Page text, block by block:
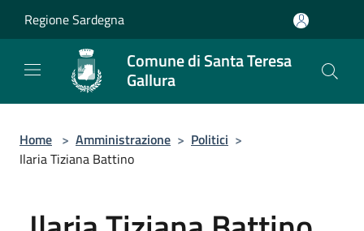
Regione Sardegna
Comune di Santa Teresa
Gallura
Home > Amministrazione > Politici >
Ilaria Tiziana Battino